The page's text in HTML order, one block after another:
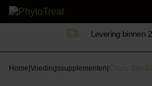
Levering binnen
Home Voedingssupplementen Churu